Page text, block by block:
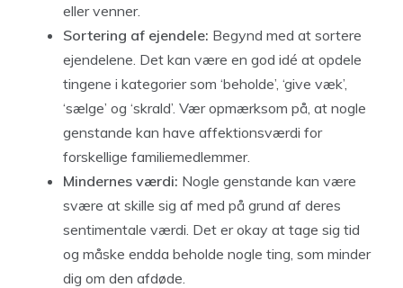
eller venner.
Sortering af ejendele: Begynd med at sortere
ejendelene. Det kan være en god idé at opdele
tingene i kategorier som ‘beholde’, ‘give væk’,
‘sælge’ og ‘skrald’. Vær opmærksom på, at nogle
genstande kan have affektionsværdi for
forskellige familiemedlemmer.
Mindernes værdi: Nogle genstande kan være
svære at skille sig af med på grund af deres
sentimentale værdi. Det er okay at tage sig tid
og måske endda beholde nogle ting, som minder
dig om den afdøde.